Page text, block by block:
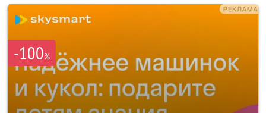
-100%